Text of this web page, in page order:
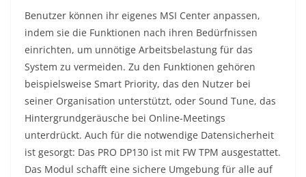
Benutzer können ihr eigenes MSI Center anpassen,
indem sie die Funktionen nach ihren Bedürfnissen
einrichten, um unnötige Arbeitsbelastung für das
System zu vermeiden. Zu den Funktionen gehören
beispielsweise Smart Priority, das den Nutzer bei
seiner Organisation unterstützt, oder Sound Tune, das
Hintergrundgeräusche bei Online-Meetings
unterdrückt. Auch für die notwendige Datensicherheit
ist gesorgt: Das PRO DP130 ist mit FW TPM ausgestattet.
Das Modul schafft eine sichere Umgebung für alle auf